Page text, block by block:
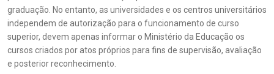
graduação. No entanto, as universidades e os centros universitários
independem de autorização para o funcionamento de curso
superior, devem apenas informar o Ministério da Educação os
cursos criados por atos próprios para fins de supervisão, avaliação
e posterior reconhecimento.